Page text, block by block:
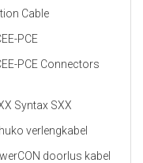
Cable
PCE
PCE Connectors
Syntax SXX
verlengkabel
doorlus kabel